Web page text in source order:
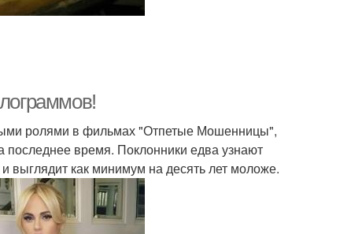
ролями в фильмах "Отпетые Мошенницы",
последнее время. Поклонники едва узнают
выглядит как минимум на десять лет моложе.